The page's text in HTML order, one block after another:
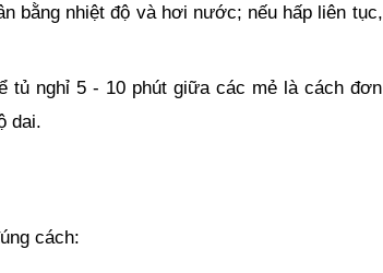
bằng nhiệt độ và hơi nước; nếu hấp liên tục,
tủ nghỉ 5 - 10 phút giữa các mẻ là cách đơn
dai.
cách: